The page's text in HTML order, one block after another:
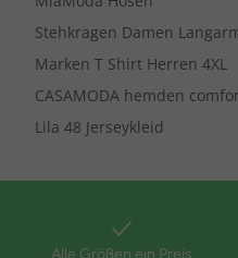
Stehkragen Damen
Marken T Shirt Herren 4XL
CASAMODA hemden
Lila 48 Jerseykleid
Alle Größen ein Preis